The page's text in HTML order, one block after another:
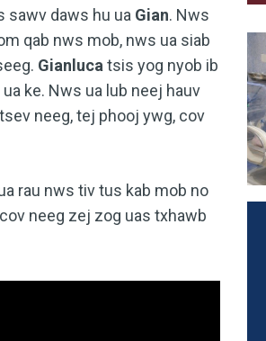
sawv daws hu ua Gian. Nws
qab nws mob, nws ua siab
Gianluca tsis yog nyob ib
ke. Nws ua lub neej hauv
neeg, tej phooj ywg, cov
rau nws tiv tus kab mob no
neeg zej zog uas txhawb